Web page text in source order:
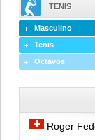
TENIS
Masculino
Tenis
Octavos
Roger